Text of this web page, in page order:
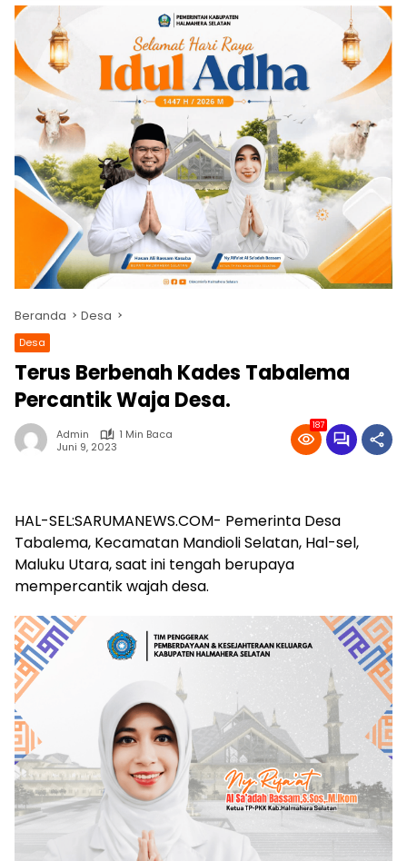
Beranda Desa
Desa
Terus Berbenah Kades Tabalema
Percantik Waja Desa.
Admin
1 Min Baca
Juni 9, 2023
187
HAL-SEL:SARUMANEWS.COM- Pemerinta Desa
Tabalema, Kecamatan Mandioli Selatan, Hal-sel,
Maluku Utara, saat ini tengah berupaya
mempercantik wajah desa.